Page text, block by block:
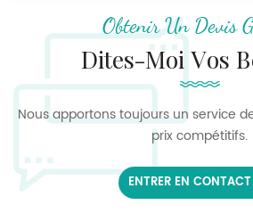
Obtenir Un Devis
Dites-Moi Vos
Nous apportons toujours un service
prix compétitifs.
ENTRER EN CONTACT